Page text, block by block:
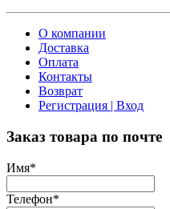
О компании
Доставка
Оплата
Контакты
Возврат
Регистрация | Вход
Заказ товара по почте
Имя*
Телефон*